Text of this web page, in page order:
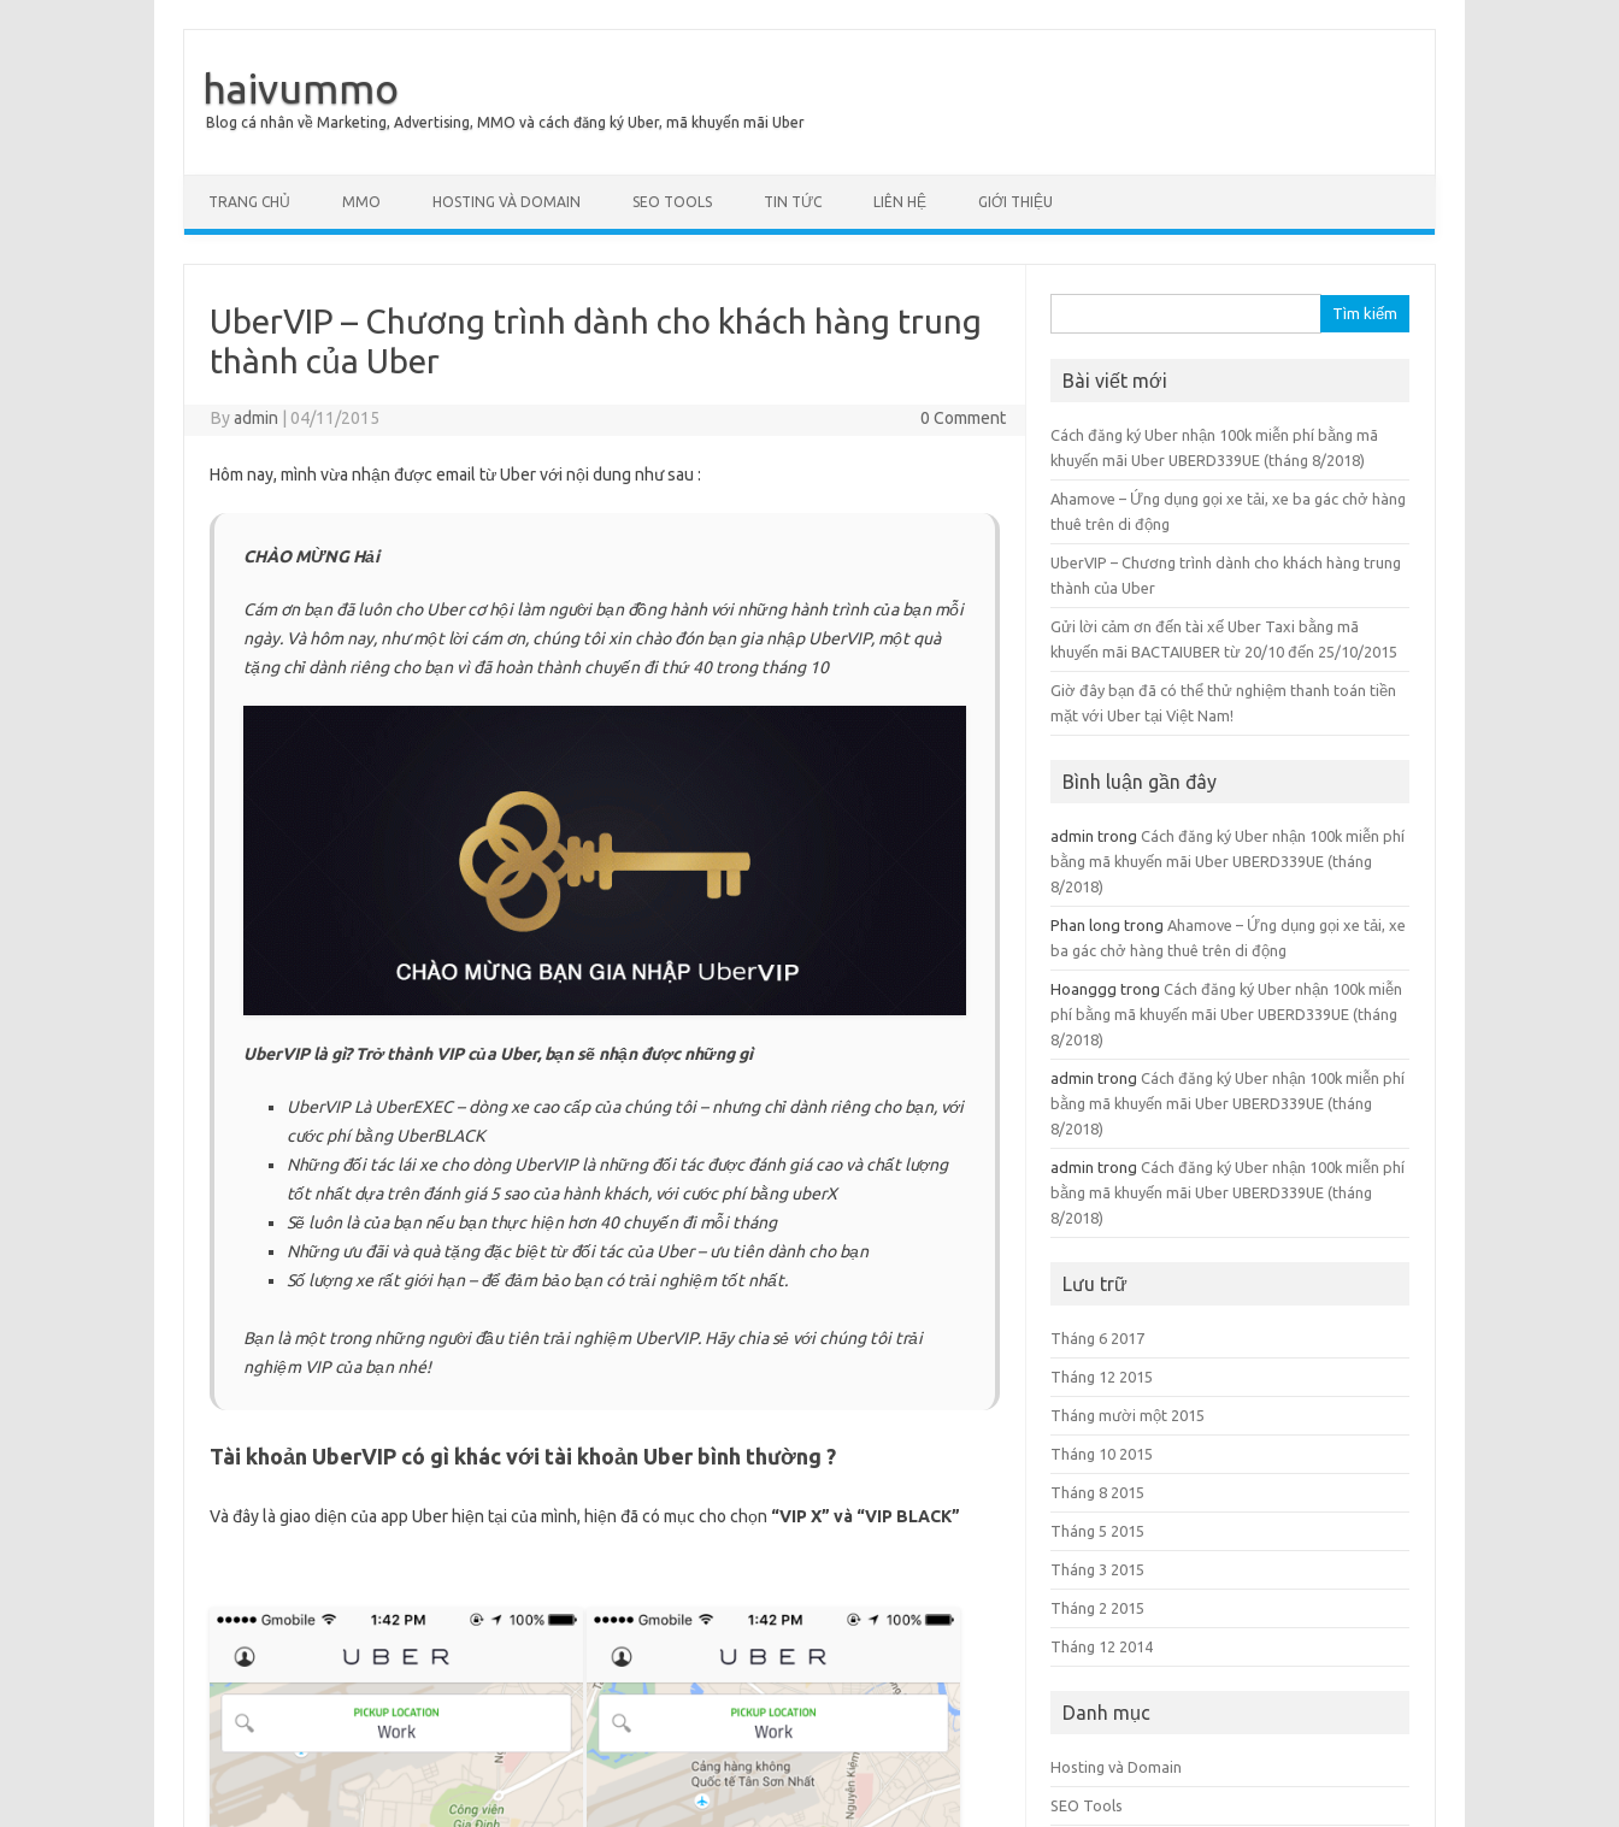
haivummo
Blog cá nhân về Marketing, Advertising, MMO và cách đăng ký Uber, mã khuyến mãi Uber
TRANG CHỦ MMO HOSTING VÀ DOMAIN SEO TOOLS TIN TỨC LIÊN HỆ GIỚI THIỆU
UberVIP – Chương trình dành cho khách hàng trung
thành của Uber
Byadmin 04/11/2015 0 Comment
Hôm nay, mình vừa nhận được email từ Uber với nội dung như sau :
CHÀO MỪNG Hải
Cám ơn bạn đã luôn cho Uber cơ hội làm người bạn đồng hành với những hành trình của bạn mỗi
ngày. Và hôm nay, như một lời cám ơn, chúng tôi xin chào đón bạn gia nhập UberVIP, một quà
tặng chỉ dành riêng cho bạn vì đã hoàn thành chuyến đi thứ 40 trong tháng 10
UberVIP là gì? Trở thành VIP của Uber, bạn sẽ nhận được những gì
UberVIP Là UberEXEC – dòng xe cao cấp của chúng tôi – nhưng chỉ dành riêng cho bạn, với
cước phí bằng UberBLACK
Những đối tác lái xe cho dòng UberVIP là những đối tác được đánh giá cao và chất lượng
tốt nhất dựa trên đánh giá 5 sao của hành khách, với cước phí bằng uberX
Sẽ luôn là của bạn nếu bạn thực hiện hơn 40 chuyến đi mỗi tháng
Những ưu đãi và quà tặng đặc biệt từ đối tác của Uber – ưu tiên dành cho bạn
Số lượng xe rất giới hạn – để đảm bảo bạn có trải nghiệm tốt nhất.
Bạn là một trong những người đầu tiên trải nghiệm UberVIP. Hãy chia sẻ với chúng tôi trải
nghiệm VIP của bạn nhé!
Tài khoản UberVIP có gì khác với tài khoản Uber bình thường ?
Và đây là giao diện của app Uber hiện tại của mình, hiện đã có mục cho chọn “VIP X” và “VIP BLACK”
kiếm
Bài viết mới
Cách đăng ký Uber nhận 100k miễn phí bằng mã
khuyến mãi Uber UBERD339UE (tháng 8/2018)
Ahamove – Ứng dụng gọi xe tải, xe ba gác chở hàng
thuê trên di động
UberVIP – Chương trình dành cho khách hàng trung
thành của Uber
Gửi lời cảm ơn đến tài xế Uber Taxi bằng mã
khuyến mãi BACTAIUBER từ 20/10 đến 25/10/2015
Giờ đây bạn đã có thể thử nghiệm thanh toán tiền
mặt với Uber tại Việt Nam!
Bình luận gần đây
admin trongCách đăng ký Uber nhận 100k miễn phí
bằng mã khuyến mãi Uber UBERD339UE (tháng
8/2018)
Phan long trongAhamove – Ứng dụng gọi xe tải, xe
ba gác chở hàng thuê trên di động
Hoanggg trongCách đăng ký Uber nhận 100k miễn
phí bằng mã khuyến mãi Uber UBERD339UE (tháng
8/2018)
admin trongCách đăng ký Uber nhận 100k miễn phí
bằng mã khuyến mãi Uber UBERD339UE (tháng
8/2018)
admin trongCách đăng ký Uber nhận 100k miễn phí
bằng mã khuyến mãi Uber UBERD339UE (tháng
8/2018)
Lưu trữ
Tháng 6 2017
Tháng 12 2015
Tháng mười một 2015
Tháng 10 2015
Tháng 8 2015
Tháng 5 2015
Tháng 3 2015
Tháng 2 2015
Tháng 12 2014
Danh mục
Hosting và Domain
SEO Tools